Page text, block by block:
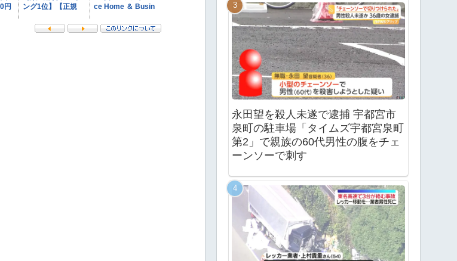
永田望を殺人未遂で逮捕 宇都宮市
泉町の駐車場「タイムズ宇都宮泉町
第2」で親族の60代男性の腹をチェ
ーンソーで刺す